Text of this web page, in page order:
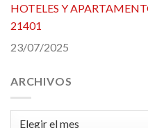
HOTELES Y
21401
23/07/2025
ARCHIVOS